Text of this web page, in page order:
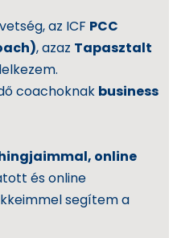
az ICF PCC
, azaz Tapasztalt
coachoknak business
online
és online
segítem a